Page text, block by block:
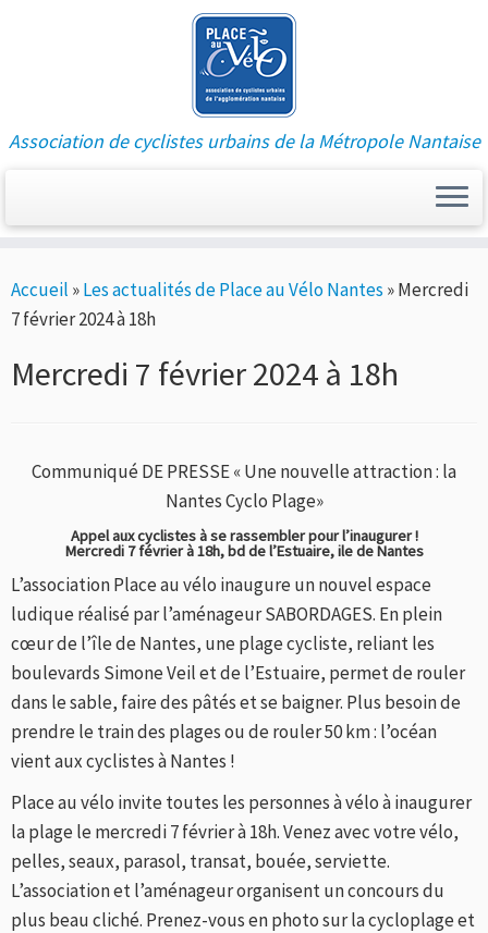
au
contenu
Association de cyclistes urbains de la Métropole Nantaise
Accueil »Les actualités de Place au Vélo Nantes »Mercredi
7 février 2024 à 18h
Mercredi 7 février 2024 à 18h
Communiqué DE PRESSE « Une nouvelle attraction : la
Nantes Cyclo Plage»
Appel aux cyclistes à se rassembler pour l’inaugurer !
Mercredi 7 février à 18h, bd de l’Estuaire, ile de Nantes
L’association Place au vélo inaugure un nouvel espace
ludique réalisé par l’aménageur SABORDAGES. En plein
cœur de l’île de Nantes, une plage cycliste, reliant les
boulevards Simone Veil et de l’Estuaire, permet de rouler
dans le sable, faire des pâtés et se baigner. Plus besoin de
prendre le train des plages ou de rouler 50 km : l’océan
vient aux cyclistes à Nantes !
Place au vélo invite toutes les personnes à vélo à inaugurer
la plage le mercredi 7 février à 18h. Venez avec votre vélo,
pelles, seaux, parasol, transat, bouée, serviette.
L’association et l’aménageur organisent un concours du
plus beau cliché. Prenez-vous en photo sur la cycloplage et